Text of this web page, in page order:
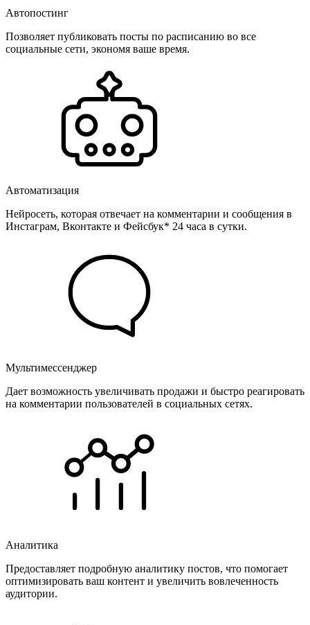
Автопостинг
Позволяет публиковать посты по расписанию во все
социальные сети, экономя ваше время.
Автоматизация
Нейросеть, которая отвечает на комментарии и сообщения в
Инстаграм, Вконтакте и Фейсбук* 24 часа в сутки.
Мультимессенджер
Дает возможность увеличивать продажи и быстро реагировать
на комментарии пользователей в социальных сетях.
Аналитика
Предоставляет подробную аналитику постов, что помогает
оптимизировать ваш контент и увеличить вовлеченность
аудитории.